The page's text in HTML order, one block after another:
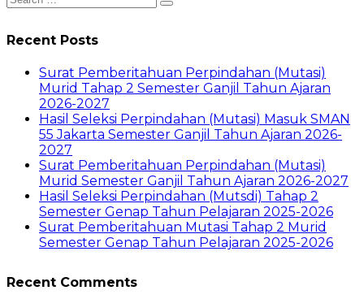
Recent Posts
Surat Pemberitahuan Perpindahan (Mutasi)
Murid Tahap 2 Semester Ganjil Tahun Ajaran
2026-2027
Hasil Seleksi Perpindahan (Mutasi) Masuk SMAN
55 Jakarta Semester Ganjil Tahun Ajaran 2026-
2027
Surat Pemberitahuan Perpindahan (Mutasi)
Murid Semester Ganjil Tahun Ajaran 2026-2027
Hasil Seleksi Perpindahan (Mutsdi) Tahap 2
Semester Genap Tahun Pelajaran 2025-2026
Surat Pemberitahuan Mutasi Tahap 2 Murid
Semester Genap Tahun Pelajaran 2025-2026
Recent Comments